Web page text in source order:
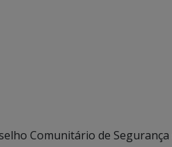
Comunitário de